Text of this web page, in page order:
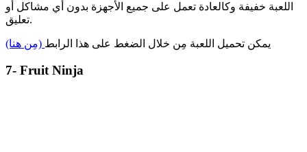
اللعبة خفيفة وكالعادة تعمل على جميع الأجهزة بدون أي مشاكل أو
تعليق.
يمكن تحميل اللعبة مِن خلال الضغط على هذا الرابط (مِن هنا)
7- Fruit Ninja